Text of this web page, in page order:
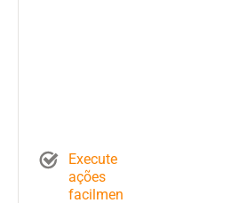
Execute
ações
facilmente